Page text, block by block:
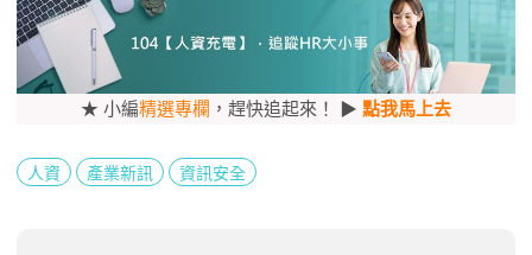
★ 小編精選專欄 ，趕快追起來！ ▶ 點我馬上去
人資 產業新訊 資訊安全